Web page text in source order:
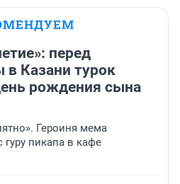
перед
Казани турок
рождения сына
Героиня мема
пикапа в кафе